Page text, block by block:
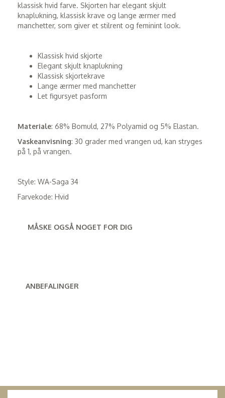
klassisk hvid farve. Skjorten har elegant skjult
knaplukning, klassisk krave og lange ærmer med
manchetter, som giver et stilrent og feminint look.
Klassisk hvid skjorte
Elegant skjult knaplukning
Klassisk skjortekrave
Lange ærmer med manchetter
Let figursyet pasform
Materiale: 68% Bomuld, 27% Polyamid og 5% Elastan.
Vaskeanvisning: 30 grader med vrangen ud, kan stryges
på 1, på vrangen.
Style: WA-Saga 34
Farvekode: Hvid
MÅSKE OGSÅ NOGET FOR DIG
ANBEFALINGER